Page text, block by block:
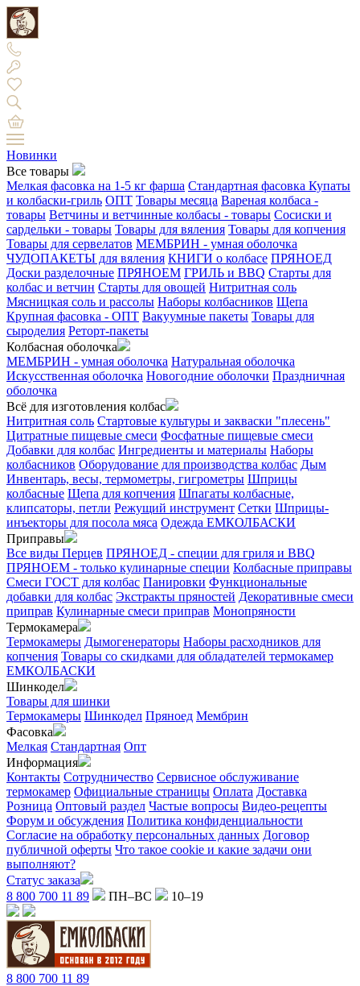
Новинки
Все товары
Мелкая фасовка на 1-5 кг фарша Стандартная фасовка Купаты
и колбаски-гриль ОПТ Товары месяца Вареная колбаса -
товары Ветчины и ветчинные колбасы - товары Сосиски и
сардельки - товары Товары для вяления Товары для копчения
Товары для сервелатов МЕМБРИН - умная оболочка
ЧУДОПАКЕТЫ для вяления КНИГИ о колбасе ПРЯНОЕД
Доски разделочные ПРЯНОЕМ ГРИЛЬ и BBQ Старты для
колбас и ветчин Старты для овощей Нитритная соль
Мясницкая соль и рассолы Наборы колбасников Щепа
Крупная фасовка - ОПТ Вакуумные пакеты Товары для
сыроделия Реторт-пакеты
Колбасная оболочка
МЕМБРИН - умная оболочка Натуральная оболочка
Искусственная оболочка Новогодние оболочки Праздничная
оболочка
Всё для изготовления колбас
Нитритная соль Стартовые культуры и закваски "плесень"
Цитратные пищевые смеси Фосфатные пищевые смеси
Добавки для колбас Ингредиенты и материалы Наборы
колбасников Оборудование для производства колбас Дым
Инвентарь, весы, термометры, гигрометры Шприцы
колбасные Щепа для копчения Шпагаты колбасные,
клипсаторы, петли Режущий инструмент Сетки Шприцы-
инъекторы для посола мяса Одежда ЕМКОЛБАСКИ
Приправы
Все виды Перцев ПРЯНОЕД - специи для гриля и BBQ
ПРЯНОЕМ - только кулинарные специи Колбасные приправы
Смеси ГОСТ для колбас Панировки Функциональные
добавки для колбас Экстракты пряностей Декоративные смеси
приправ Кулинарные смеси приправ Монопряности
Термокамера
Термокамеры Дымогенераторы Наборы расходников для
копчения Товары со скидками для обладателей термокамер
ЕМКОЛБАСКИ
Шинкодел
Товары для шинки
Термокамеры Шинкодел Пряноед Мембрин
Фасовка
Мелкая Стандартная Опт
Информация
Контакты Сотрудничество Сервисное обслуживание
термокамер Официальные страницы Оплата Доставка
Розница Оптовый раздел Частые вопросы Видео-рецепты
Форум и обсуждения Политика конфиденциальности
Согласие на обработку персональных данных Договор
публичной оферты Что такое cookie и какие задачи они
выполняют?
Статус заказа
8 800 700 11 89
ПН–ВС 10–19
8 800 700 11 89